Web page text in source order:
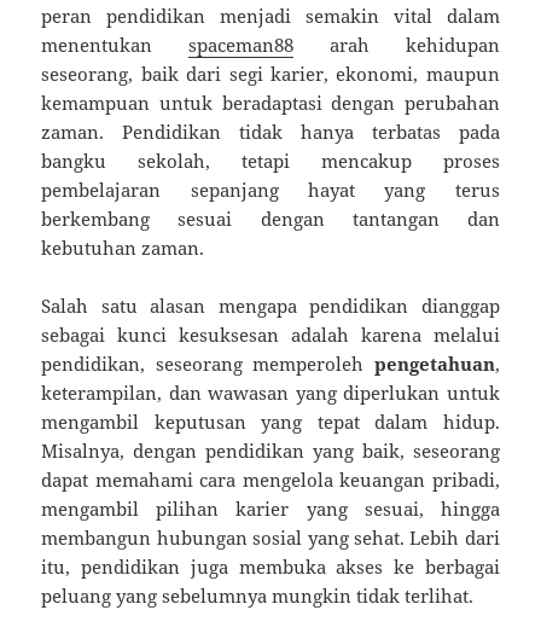
peran pendidikan menjadi semakin vital dalam
menentukanspaceman88 arah kehidupan
seseorang, baik dari segi karier, ekonomi, maupun
kemampuan untuk beradaptasi dengan perubahan
zaman. Pendidikan tidak hanya terbatas pada
bangku sekolah, tetapi mencakup proses
pembelajaran sepanjang hayat yang terus
berkembang sesuai dengan tantangan dan
kebutuhan zaman.
Salah satu alasan mengapa pendidikan dianggap
sebagai kunci kesuksesan adalah karena melalui
pendidikan, seseorang memperoleh pengetahuan,
keterampilan, dan wawasan yang diperlukan untuk
mengambil keputusan yang tepat dalam hidup.
Misalnya, dengan pendidikan yang baik, seseorang
dapat memahami cara mengelola keuangan pribadi,
mengambil pilihan karier yang sesuai, hingga
membangun hubungan sosial yang sehat. Lebih dari
itu, pendidikan juga membuka akses ke berbagai
peluang yang sebelumnya mungkin tidak terlihat.